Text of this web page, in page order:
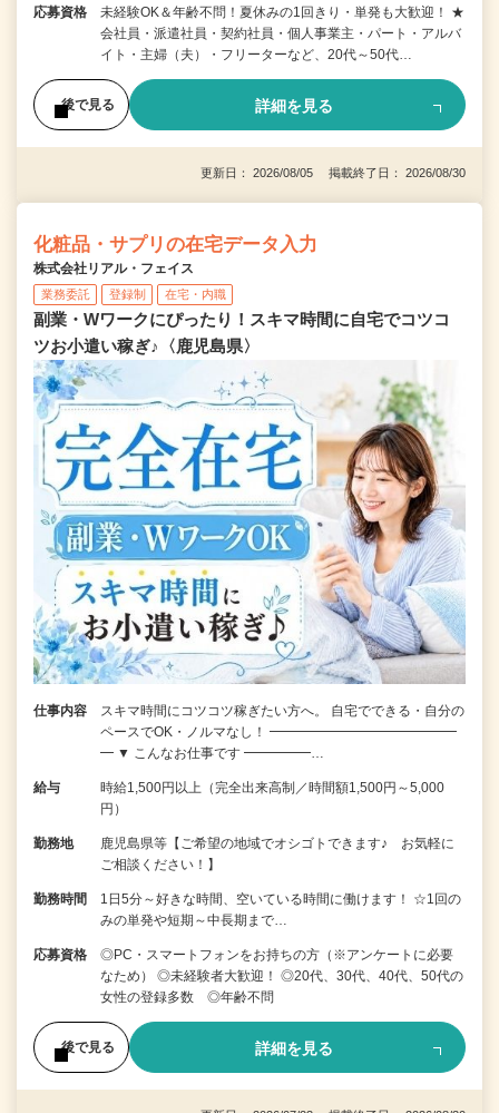
応募資格
未経験OK＆年齢不問！夏休みの1回きり・単発も大歓迎！ ★
会社員・派遣社員・契約社員・個人事業主・パート・アルバ
イト・主婦（夫）・フリーターなど、20代～50代…
後で見る 詳細を見る
更新日： 2026/08/05 掲載終了日： 2026/08/30
化粧品・サプリの在宅データ入力
株式会社リアル・フェイス
業務委託 登録制 在宅・内職
副業・Wワークにぴったり！スキマ時間に自宅でコツコ
ツお小遣い稼ぎ♪〈鹿児島県〉
仕事内容
スキマ時間にコツコツ稼ぎたい方へ。 自宅でできる・自分の
ペースでOK・ノルマなし！ ━━━━━━━━━━━━━━
━ ▼ こんなお仕事です ━━━━━…
給与
時給1,500円以上（完全出来高制／時間額1,500円～5,000
円）
勤務地
鹿児島県等【ご希望の地域でオシゴトできます♪ お気軽に
ご相談ください！】
勤務時間
1日5分～好きな時間、空いている時間に働けます！ ☆1回の
みの単発や短期～中長期まで…
応募資格
◎PC・スマートフォンをお持ちの方（※アンケートに必要
なため） ◎未経験者大歓迎！ ◎20代、30代、40代、50代の
女性の登録多数 ◎年齢不問
後で見る 詳細を見る